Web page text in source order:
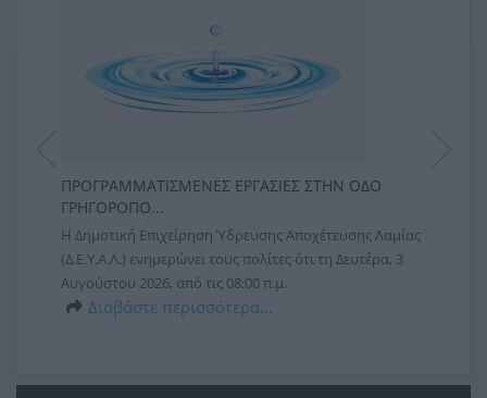
ΠΡΟΓΡΑΜΜΑΤΙΣΜΕΝΕΣ ΕΡΓΑΣΙΕΣ ΣΤΗΝ ΟΔΟ
ΓΡΗΓΟΡΟΠΟ...
Η Δημοτική Επιχείρηση Ύδρευσης Αποχέτευσης Λαμίας
(Δ.Ε.Υ.Α.Λ.) ενημερώνει τους πολίτες ότι τη Δευτέρα, 3
Αυγούστου 2026, από τις 08:00 π.μ.
Διαβάστε περισσότερα…